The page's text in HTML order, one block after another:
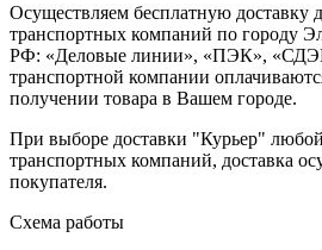
Осуществляем бесплатную доставку
транспортных компаний по городу
РФ: «Деловые линии», «ПЭК»,
транспортной компании
получении товара в Вашем городе.
При выборе доставки "Курьер"
транспортных компаний, доставка
покупателя.
Схема работы